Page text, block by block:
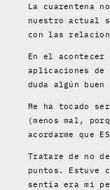
La cuarentena
nuestro actual
con las
En el acontecer
aplicaciones
duda algún
Me ha tocado
(menos mal,
acordarme que
Tratare de no
puntos. Estuve
sentía era mi